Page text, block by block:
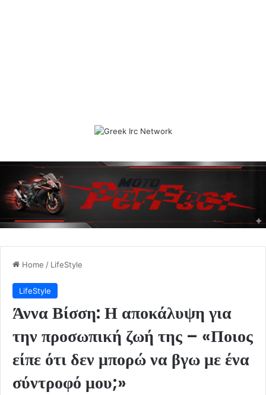
Home / LifeStyle
LifeStyle
Άννα Βίσση: Η αποκάλυψη για
την προσωπική ζωή της – «Ποιος
είπε ότι δεν μπορώ να βγω με ένα
σύντροφό μου;»